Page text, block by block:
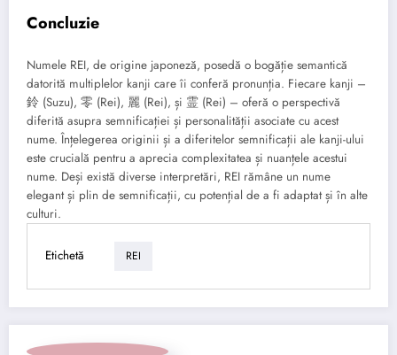
Concluzie
Numele REI, de origine japoneză, posedă o bogăție semantică
datorită multiplelor kanji care îi conferă pronunția. Fiecare kanji –
鈴 (Suzu), 零 (Rei), 麗 (Rei), și 霊 (Rei) – oferă o perspectivă
diferită asupra semnificației și personalității asociate cu acest
nume. Înțelegerea originii și a diferitelor semnificații ale kanji-ului
este crucială pentru a aprecia complexitatea și nuanțele acestui
nume. Deși există diverse interpretări, REI rămâne un nume
elegant și plin de semnificații, cu potențial de a fi adaptat și în alte
culturi.
Etichetă REI